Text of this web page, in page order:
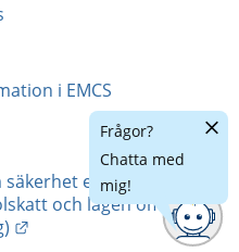
i EMCS
enligt lagen om
och lagen om skatt
Länk till annan webbplats.
Frågor?
Chatta med
mig!
Dölj